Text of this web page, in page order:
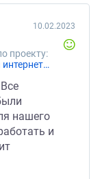
проекту:
«Подключить и настроить AMOCrm для интернет-магазина»
10.02.2023
нашего
и